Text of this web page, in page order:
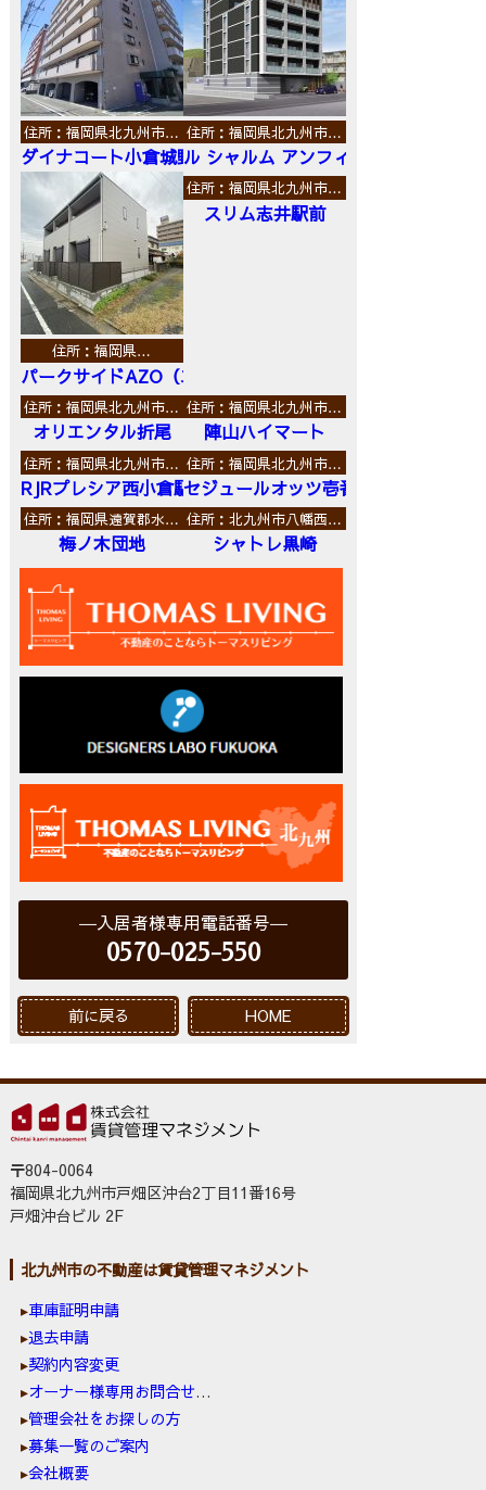
住所：福岡県北九州市…
ダイナコート小倉城野
住所：福岡県北九州市…
ル シャルム アンフィニ
住所：福岡県…
パークサイドAZO（エーゼットオー）
住所：福岡県北九州市…
スリム志井駅前
住所：福岡県北九州市…
オリエンタル折尾
住所：福岡県北九州市…
陣山ハイマート
住所：福岡県北九州市…
RJRプレシア西小倉駅前
住所：福岡県北九州市…
セジュールオッツ壱番館
住所：福岡県遠賀郡水…
梅ノ木団地
住所：北九州市八幡西…
シャトレ黒崎
入居者様専用電話番号
0570-025-550
前に戻る HOME
〒804-0064
福岡県北九州市戸畑区沖台2丁目11番16号
戸畑沖台ビル 2F
北九州市の不動産は賃貸管理マネジメント
車庫証明申請
退去申請
契約内容変更
オーナー様専用お問合せ窓口
管理会社をお探しの方
募集一覧のご案内
会社概要